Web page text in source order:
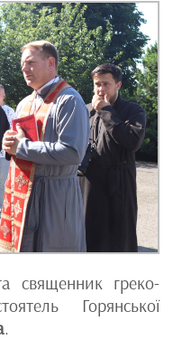
священник греко-
Горянської
.